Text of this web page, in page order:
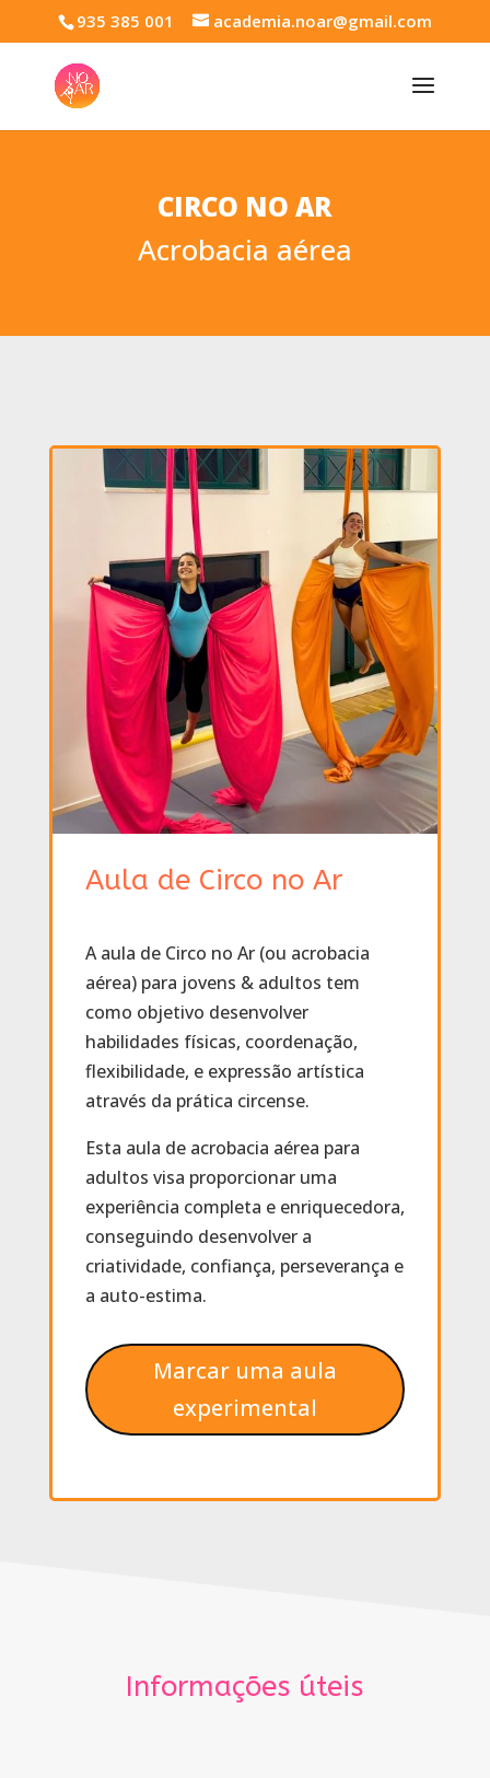
935 385 001 academia.noar@gmail.com
CIRCO NO AR
Acrobacia aérea
Aula de Circo no Ar
A aula de Circo no Ar (ou acrobacia
aérea) para jovens & adultos tem
como objetivo desenvolver
habilidades físicas, coordenação,
flexibilidade, e expressão artística
através da prática circense.
Esta aula de acrobacia aérea para
adultos visa proporcionar uma
experiência completa e enriquecedora,
conseguindo desenvolver a
criatividade, confiança, perseverança e
a auto-estima.
Marcar uma aula
experimental
Informações úteis